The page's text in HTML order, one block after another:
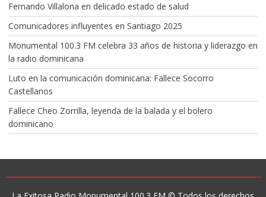
Fernando Villalona en delicado estado de salud
Comunicadores influyentes en Santiago 2025
Monumental 100.3 FM celebra 33 años de historia y liderazgo en
la radio dominicana
Luto en la comunicación dominicana: Fallece Socorro
Castellanos
Fallece Cheo Zorrilla, leyenda de la balada y el bolero
dominicano